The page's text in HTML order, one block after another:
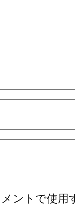
ントで使用